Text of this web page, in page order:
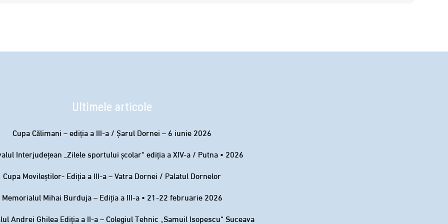
Ultimele articole
Cupa Călimani – ediția a III-a / Șarul Dornei – 6 iunie 2026
Interjudețean „Zilele sportului școlar“ ediția a XIV-a / Putna • 2026
Cupa Movileștilor- Ediția a III-a – Vatra Dornei / Palatul Dornelor
Memorialul Mihai Burduja – Ediția a III-a • 21-22 februarie 2026
Andrei Ghilea Ediția a II-a – Colegiul Tehnic „Samuil Isopescu“ Suceava